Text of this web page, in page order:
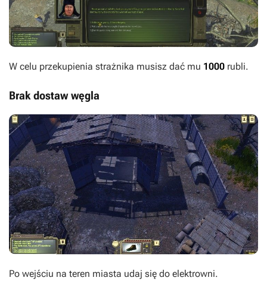
W celu przekupienia strażnika musisz dać mu 1000 rubli.
Brak dostaw węgla
Po wejściu na teren miasta udaj się do elektrowni.